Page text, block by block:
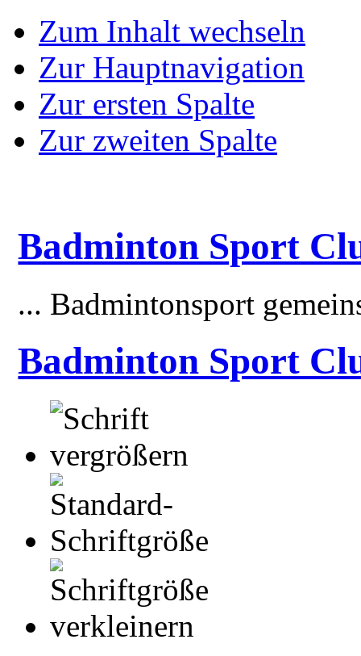
Zum Inhalt wechseln
Zur Hauptnavigation
Zur ersten Spalte
Zur zweiten Spalte
Badminton Sport
... Badmintonsport
Badminton Sport